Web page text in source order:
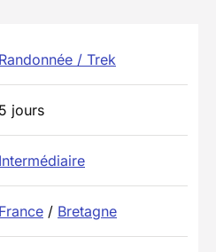
Randonnée / Trek
5 jours
Intermédiaire
France / Bretagne